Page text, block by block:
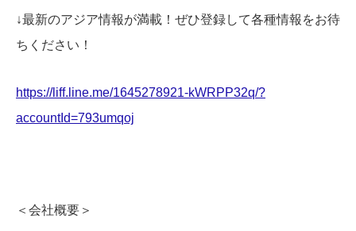
↓最新のアジア情報が満載！ぜひ登録して各種情報をお待
ちください！
https://liff.line.me/1645278921-kWRPP32q/?
accountId=793umqoj
＜会社概要＞